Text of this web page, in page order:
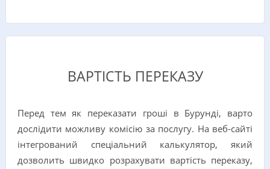
ВАРТІСТЬ ПЕРЕКАЗУ
Перед тем як переказати гроші в Бурунді, варто
дослідити можливу комісію за послугу. На веб-сайті
інтегрований спеціальний калькулятор, який
дозволить швидко розрахувати вартість переказу,